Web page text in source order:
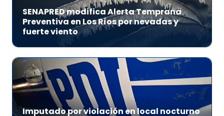
SENAPRED modifica Alerta Temprana
Preventiva en Los Ríos por nevadas y
fuerte viento
Imputado por violación en local nocturno